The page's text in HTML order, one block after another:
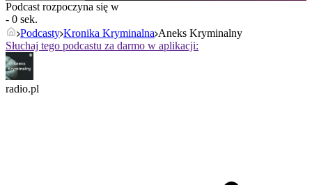
Podcast rozpoczyna się w
- 0 sek.
Podcasty Kronika Kryminalna Aneks Kryminalny
Słuchaj tego podcastu za darmo w aplikacji:
radio.pl